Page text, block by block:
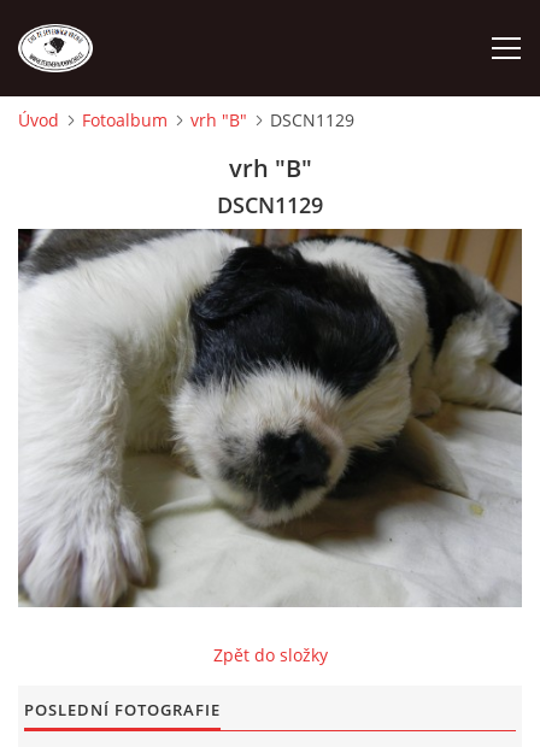
STANDARD
ŠTĚŇATA
VÝSTAVNÍ ÚSPĚCHY NAŠÍ CHS
FOTOALBUM
KONTAKT
Úvod Fotoalbum vrh "B" DSCN1129
vrh "B"
DSCN1129
Zpět do složky
POSLEDNÍ FOTOGRAFIE